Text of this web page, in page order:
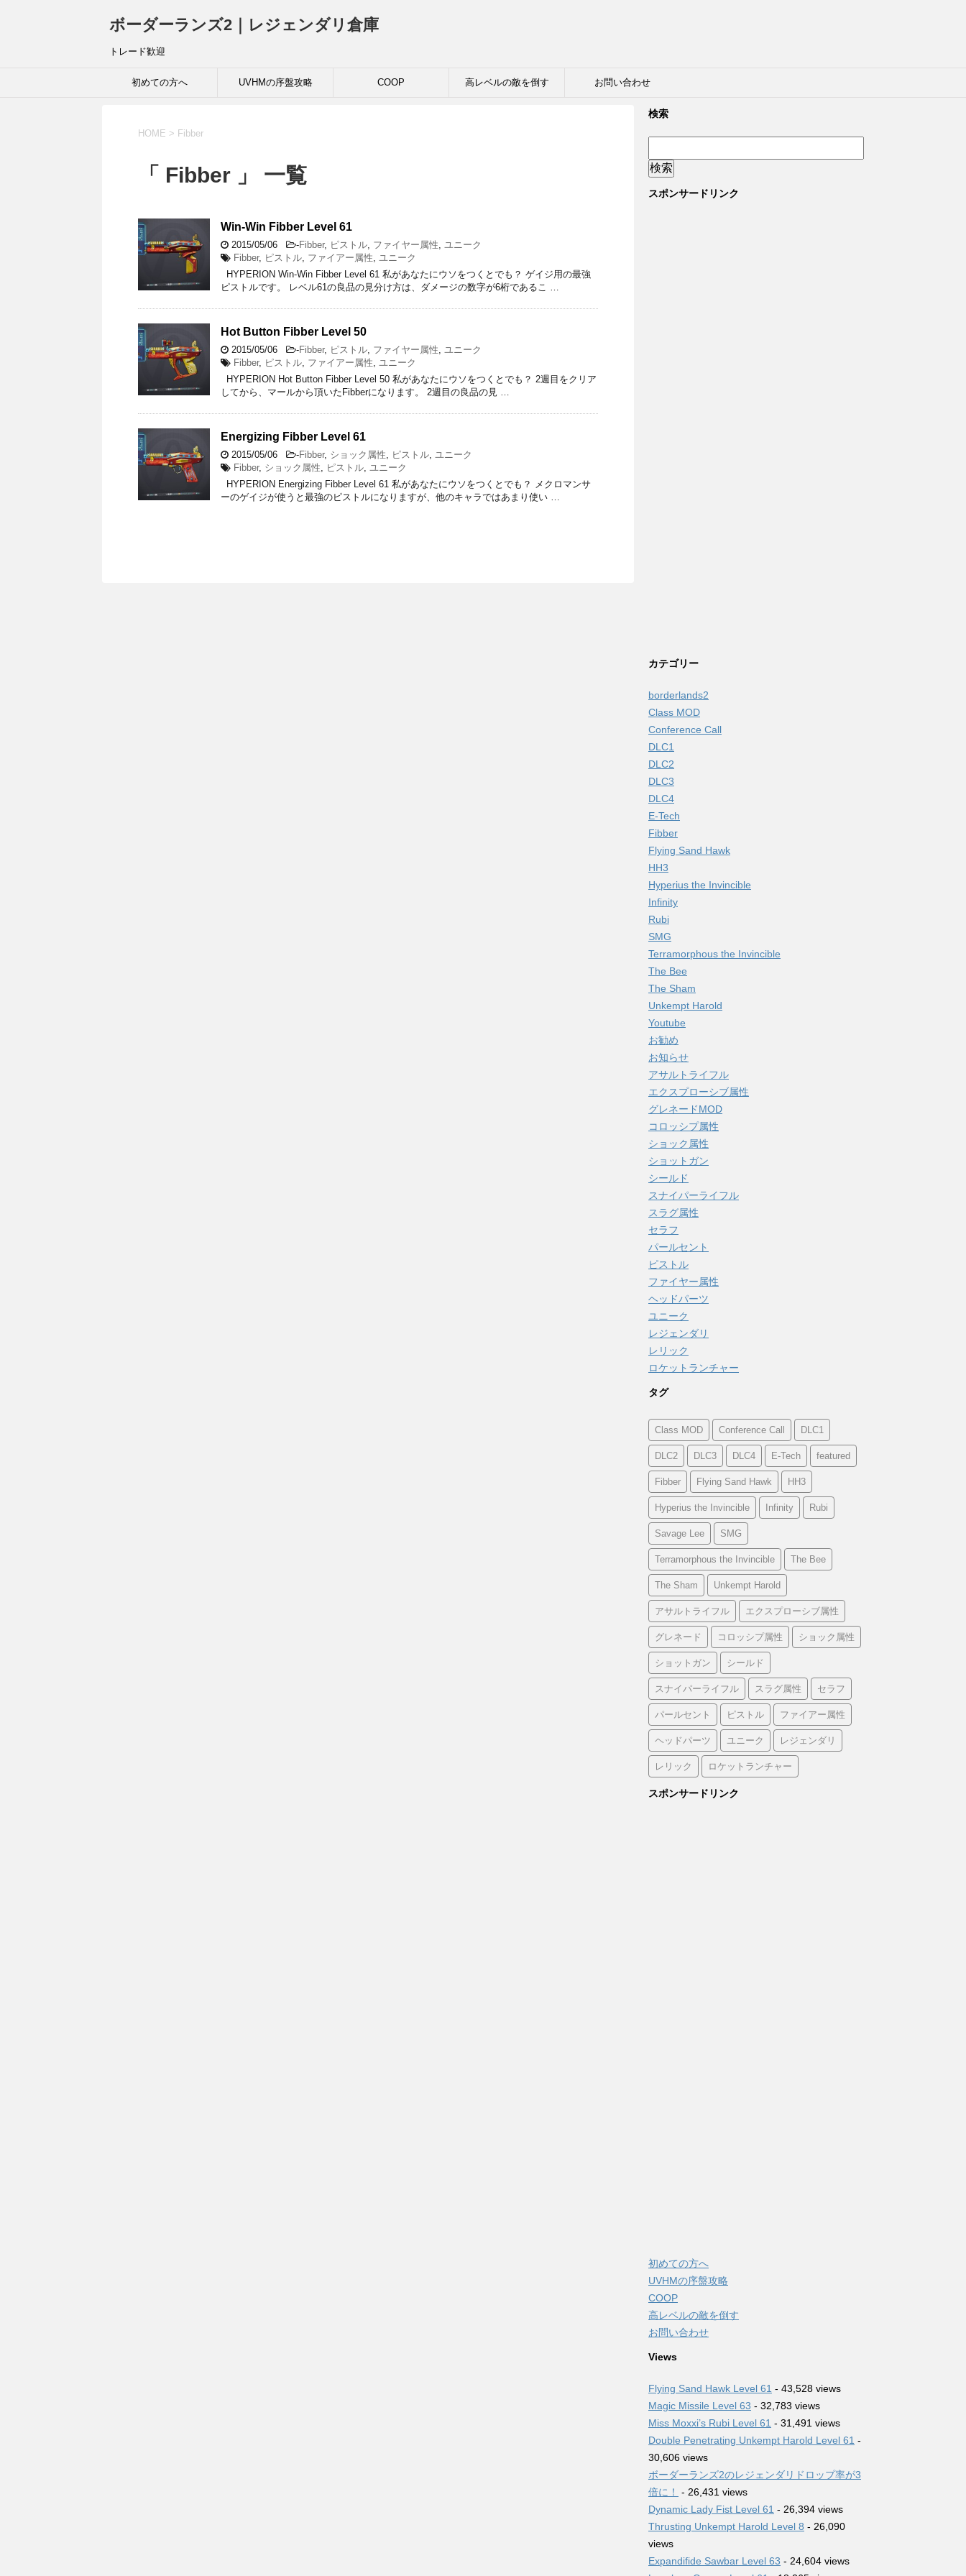
ボーダーランズ2｜レジェンダリ倉庫
トレード歓迎
初めての方へ UVHMの序盤攻略 COOP 高レベルの敵を倒す お問い合わせ
HOME > Fibber
「 Fibber 」 一覧
Win-Win Fibber Level 61
2015/05/06 -Fibber, ピストル, ファイヤー属性, ユニーク
Fibber, ピストル, ファイアー属性, ユニーク
HYPERION Win-Win Fibber Level 61 私があなたにウソをつくとでも？ ゲイジ用の最強
ピストルです。 レベル61の良品の見分け方は、ダメージの数字が6桁であるこ …
Hot Button Fibber Level 50
2015/05/06 -Fibber, ピストル, ファイヤー属性, ユニーク
Fibber, ピストル, ファイアー属性, ユニーク
HYPERION Hot Button Fibber Level 50 私があなたにウソをつくとでも？ 2週目をクリア
してから、マールから頂いたFibberになります。 2週目の良品の見 …
Energizing Fibber Level 61
2015/05/06 -Fibber, ショック属性, ピストル, ユニーク
Fibber, ショック属性, ピストル, ユニーク
HYPERION Energizing Fibber Level 61 私があなたにウソをつくとでも？ メクロマンサ
ーのゲイジが使うと最強のピストルになりますが、他のキャラではあまり使い …
検索
スポンサードリンク
カテゴリー
borderlands2
Class MOD
Conference Call
DLC1
DLC2
DLC3
DLC4
E-Tech
Fibber
Flying Sand Hawk
HH3
Hyperius the Invincible
Infinity
Rubi
SMG
Terramorphous the Invincible
The Bee
The Sham
Unkempt Harold
Youtube
お勧め
お知らせ
アサルトライフル
エクスプローシブ属性
グレネードMOD
コロッシプ属性
ショック属性
ショットガン
シールド
スナイパーライフル
スラグ属性
セラフ
パールセント
ピストル
ファイヤー属性
ヘッドパーツ
ユニーク
レジェンダリ
レリック
ロケットランチャー
タグ
Class MOD Conference Call DLC1
DLC2 DLC3 DLC4 E-Tech featured
Fibber Flying Sand Hawk HH3
Hyperius the Invincible Infinity Rubi
Savage Lee SMG
Terramorphous the Invincible The Bee
The Sham Unkempt Harold
アサルトライフル エクスプローシブ属性
グレネード コロッシプ属性 ショック属性
ショットガン シールド
スナイパーライフル スラグ属性 セラフ
パールセント ピストル ファイアー属性
ヘッドパーツ ユニーク レジェンダリ
レリック ロケットランチャー
スポンサードリンク
初めての方へ
UVHMの序盤攻略
COOP
高レベルの敵を倒す
お問い合わせ
Views
Flying Sand Hawk Level 61 - 43,528 views
Magic Missile Level 63 - 32,783 views
Miss Moxxi’s Rubi Level 61 - 31,491 views
Double Penetrating Unkempt Harold Level 61 -
30,606 views
ボーダーランズ2のレジェンダリドロップ率が3
倍に！
- 26,431 views
Dynamic Lady Fist Level 61 - 26,394 views
Thrusting Unkempt Harold Level 8 - 26,090
views
Expandifide Sawbar Level 63 - 24,604 views